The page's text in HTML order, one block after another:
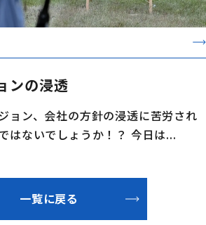
ンの浸透
ョン、会社の方針の浸透に苦労され
はないでしょうか！？ 今日は...
一覧に戻る